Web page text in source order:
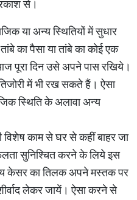
से।
या अन्य स्थितियों में सुधार
का पैसा या तांबे का कोई एक
पूरा दिन उसे अपने पास रखिये।
में भी रख सकते हैं। ऐसा
स्थिति के अलावा अन्य
काम से घर से कहीं बाहर जा
सुनिश्चित करने के लिये इस
केसर का तिलक अपने मस्तक पर
लेकर जायें। ऐसा करने से